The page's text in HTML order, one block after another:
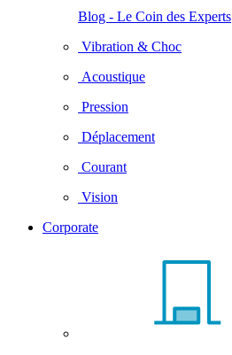
Blog - Le Coin des Experts
Vibration & Choc
Acoustique
Pression
Déplacement
Courant
Vision
Corporate